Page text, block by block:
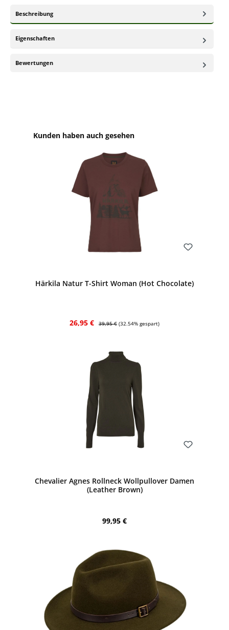
Beschreibung
Eigenschaften
Bewertungen
Produktgalerie überspringen
Kunden haben auch gesehen
Härkila Natur T-Shirt Woman (Hot Chocolate)
Verkaufspreis:
26,95 € Regulärer Preis:
39,95 € (32.54% gespart)
Chevalier Agnes Rollneck Wollpullover Damen
(Leather Brown)
Regulärer Preis:
99,95 €